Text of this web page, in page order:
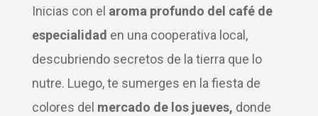
Inicias con el aroma profundo del café de
especialidad en una cooperativa local,
descubriendo secretos de la tierra que lo
nutre. Luego, te sumerges en la fiesta de
colores del mercado de los jueves, donde